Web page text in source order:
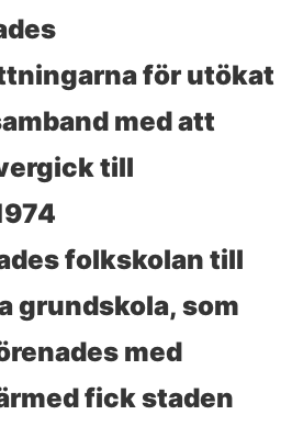
för utökat
med att
till
folkskolan till
grundskola, som
med
fick staden